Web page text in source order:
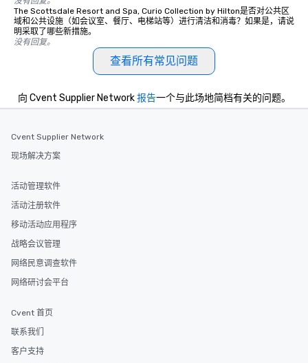
The Scottsdale Resort and Spa, Curio Collection by Hilton是否对公共区
域和公共设施（如会议室、餐厅、电梯站等）进行清洁和消毒？如果是，请说
明采取了哪些新措施。
没有回复。
查看所有常见问题
向 Cvent Supplier Network报告一个与此场地简档有关的问题。
Cvent Supplier Network
现场解决方案
活动管理软件
活动注册软件
移动活动应用程序
战略会议管理
网络民意调查软件
网络研讨会平台
Cvent 首页
联系我们
客户支持